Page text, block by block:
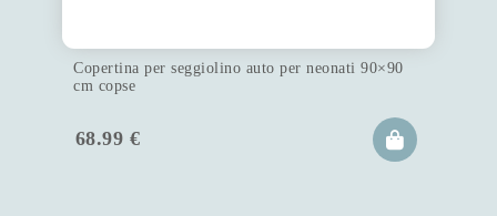
Copertina per seggiolino auto per neonati 90×90
cm copse
68.99 €